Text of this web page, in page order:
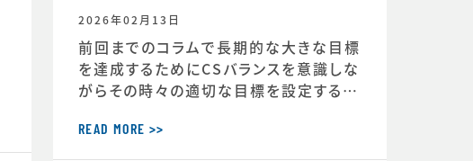
2026年02月13日
前回までのコラムで長期的な大きな目標
を達成するためにCSバランスを意識しな
がらその時々の適切な目標を設定するこ
バランスを理解することのメリットはそれ
だけにとどまりません。スポーツにおいて
READ MORE >>